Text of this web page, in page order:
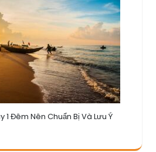
1 Đêm Nên Chuẩn Bị Và Lưu Ý